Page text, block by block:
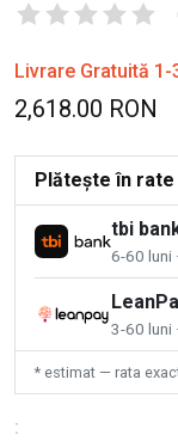
Livrare Gratuită
2,618.00 RON
Plătește în rate
tbi
6-60 luni
3-60 luni
* estimat — rata
: